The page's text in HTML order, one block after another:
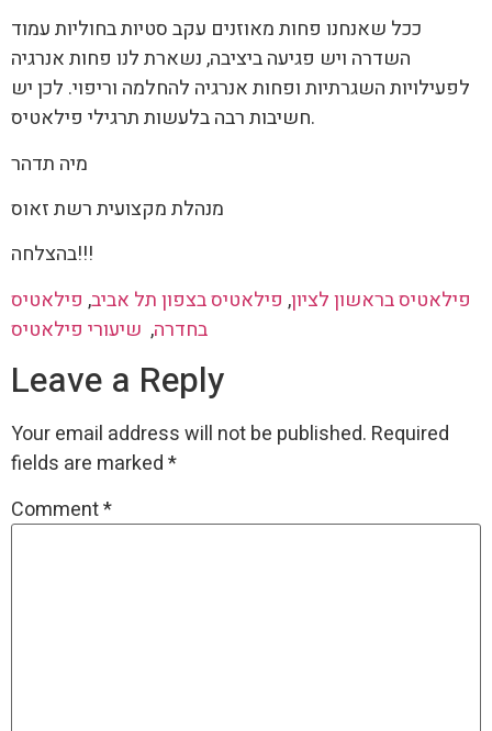
ככל שאנחנו פחות מאוזנים עקב סטיות בחוליות עמוד
השדרה ויש פגיעה ביציבה, נשארת לנו פחות אנרגיה
לפעילויות השגרתיות ופחות אנרגיה להחלמה וריפוי. לכן יש
חשיבות רבה בלעשות תרגילי פילאטיס.
מיה תדהר
מנהלת מקצועית רשת זאוס
בהצלחה!!!
פילאטיס בראשון לציון, פילאטיס בצפון תל אביב, פילאטיס
בחדרה, שיעורי פילאטיס
Leave a Reply
Your email address will not be published. Required
fields are marked*
Comment*